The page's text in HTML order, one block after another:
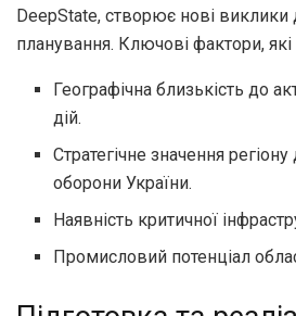
DeepState, створює нові виклики
планування. Ключові фактори,
Географічна близькість до
дій.
Стратегічне значення
оборони України.
Наявність критичної
Промисловий потенціал